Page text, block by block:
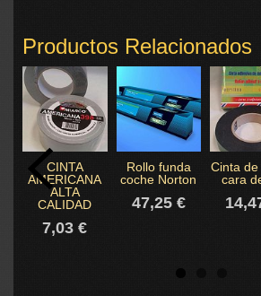
Productos Relacionados
CINTA
AMERICANA
ALTA
CALIDAD
7,03 €
Rollo funda
coche Norton
47,25 €
Cinta
cara